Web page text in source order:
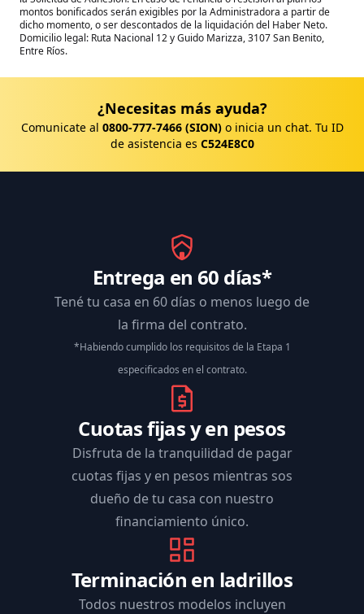
montos bonificados serán exigibles por la Administradora a partir de
dicho momento, o ser descontados de la liquidación del Haber Neto.
Domicilio legal: Ruta Nacional 12 y Guido Marizza, 3107 San Benito,
Entre Ríos.
¿Necesitas más ayuda?
Comunicate al 0800-777-7466 (SION)o inicia un chat. Tu ID
de asistencia es C524E8C0
Entrega en 60 días*
Tené tu casa en 60 días o menos luego de
la firma del contrato.
*Habiendo cumplido los requisitos de la Etapa 1
especificados en el contrato.
Cuotas fijas y en pesos
Disfruta de la tranquilidad de pagar
cuotas fijas y en pesos mientras sos
dueño de tu casa con nuestro
financiamiento único.
Terminación en ladrillos
Todos nuestros modelos incluyen